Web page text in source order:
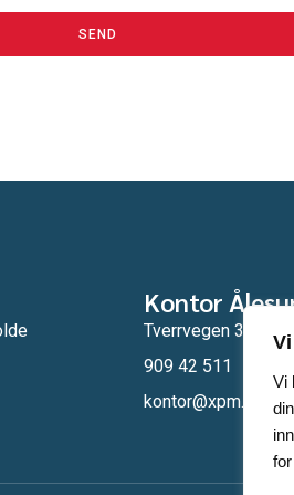
Vi
SEND
Kontor
Tverrvegen 30b,
909 42 511
kontor@xpm.no